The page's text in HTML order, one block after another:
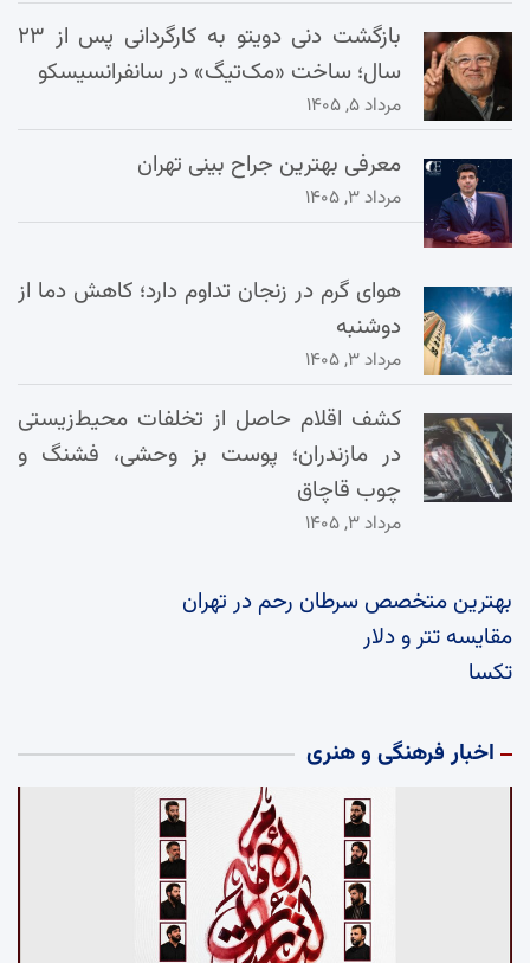
بازگشت دنی دویتو به کارگردانی پس از ۲۳
سال؛ ساخت «مک‌تیگ» در سانفرانسیسکو
مرداد ۵, ۱۴۰۵
معرفی بهترین جراح بینی تهران
مرداد ۳, ۱۴۰۵
هوای گرم در زنجان تداوم دارد؛ کاهش دما از
دوشنبه
مرداد ۳, ۱۴۰۵
کشف اقلام حاصل از تخلفات محیط‌زیستی
در مازندران؛ پوست بز وحشی، فشنگ و
چوب قاچاق
مرداد ۳, ۱۴۰۵
بهترین متخصص سرطان رحم در تهران
مقایسه تتر و دلار
تکسا
اخبار فرهنگی و هنری